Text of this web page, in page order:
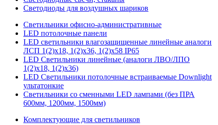
Светодиоды для воздушных шариков
Светильники офисно-административные
LED потолочные панели
LED светильники влагозащищенные линейные аналоги
ЛСП 1(2)х18, 1(2)х36, 1(2)х58 IP65
LED Светильники линейные (аналоги ЛВО/ЛПО
1(2)х18, 1(2)х36)
LED Светильники потолочные встраиваемые Downlight
ультатонкие
Светильники со сменными LED лампами (без ПРА
600мм, 1200мм, 1500мм)
Комплектующие для светильников